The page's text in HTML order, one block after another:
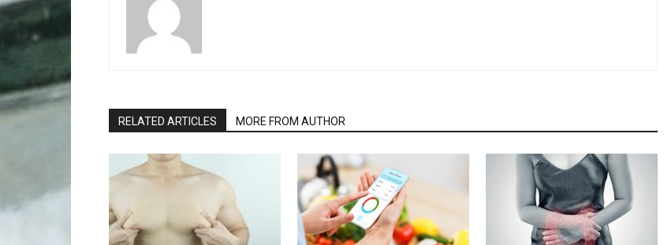
RELATED ARTICLES MORE FROM AUTHOR